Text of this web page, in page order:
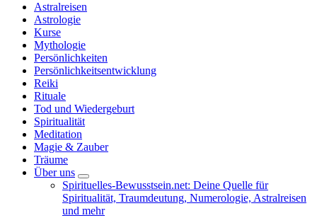
Astralreisen
Astrologie
Kurse
Mythologie
Persönlichkeiten
Persönlichkeitsentwicklung
Reiki
Rituale
Tod und Wiedergeburt
Spiritualität
Meditation
Magie & Zauber
Träume
Über uns
Spirituelles-Bewusstsein.net: Deine Quelle für
Spiritualität, Traumdeutung, Numerologie, Astralreisen
und mehr